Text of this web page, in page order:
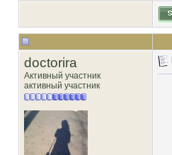
doctorira
Активный участник
активный участник